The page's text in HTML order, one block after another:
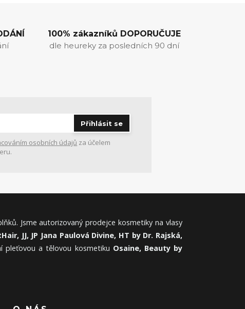
100% zákazníků DOPORUČUJE
dle heureky za posledních 90 dní
Přihlásit se
osobních údajů za účelem
Jsme autorizovaný prodejce kosmetiky na vlasy
JJ, JP Jana Paulová Divine, HT by Dr. Rajská,
pleťovou a tělovou kosmetiku Osaine, Beauty by